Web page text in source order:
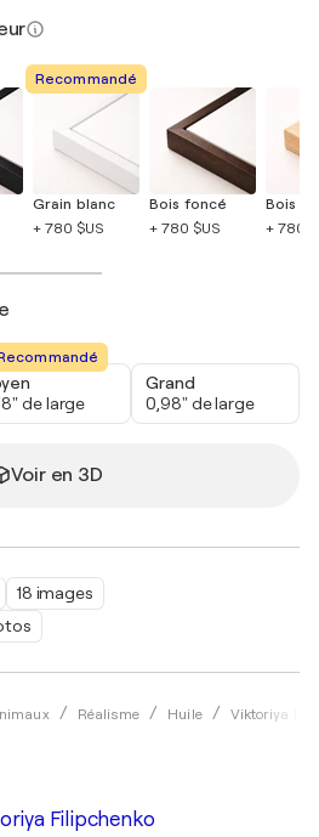
18 images
Réalisme Huile Viktoriya
Recommandé
Grain blanc
+ 780 $US
Bois foncé
+ 780 $US
Bois
+ 780
de large
Grand
0,98" de large
Voir en 3D
Filipchenko